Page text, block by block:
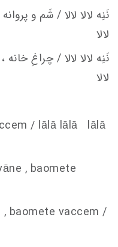
نَنِه لالا لالا / شَم و
لالا
نَنِه لالا لالا / چراغِ خانه
لالا
ccem / lālā lālā lālā
, baomete
baomete vaccem /